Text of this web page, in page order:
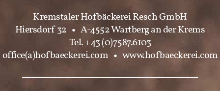
Kremstaler Hofbäckerei Resch GmbH
Hiersdorf 32 • A-4552 Wartberg an der Krems
Tel. +43 (0)7587.6103
office(a)hofbaeckerei.com • www.hofbaeckerei.com